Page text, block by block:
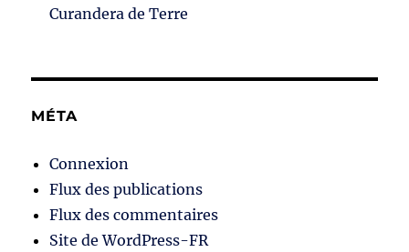
Curandera de Terre
MÉTA
Connexion
Flux des publications
Flux des commentaires
Site de WordPress-FR